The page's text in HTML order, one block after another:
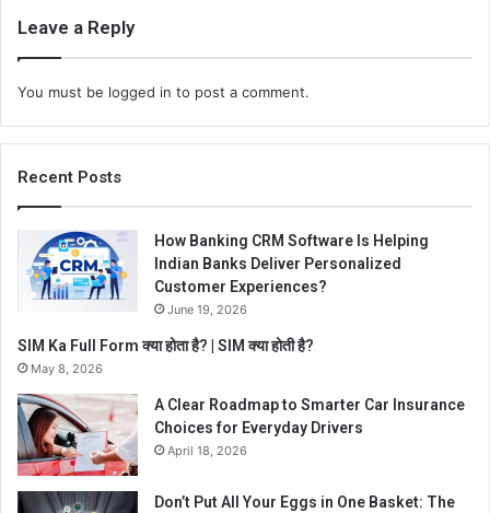
Leave a Reply
You must be logged in to post a comment.
Recent Posts
How Banking CRM Software Is Helping
Indian Banks Deliver Personalized
Customer Experiences?
June 19, 2026
SIM Ka Full Form क्या होता है? | SIM क्या होती है?
May 8, 2026
A Clear Roadmap to Smarter Car Insurance
Choices for Everyday Drivers
April 18, 2026
Don’t Put All Your Eggs in One Basket: The